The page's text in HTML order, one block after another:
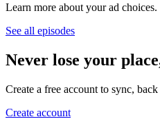
Learn more about your ad
See all episodes
Never lose your
Create a free account to sync,
Create account